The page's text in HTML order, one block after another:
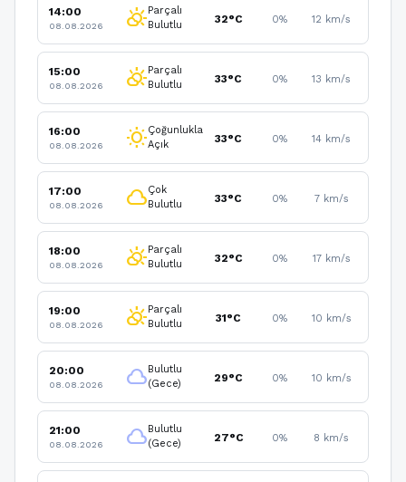
14:00
08.08.2026 partly_cloudy_dayParçalı
Bulutlu
32°C 0% 12 km/s
15:00
08.08.2026 partly_cloudy_dayParçalı
Bulutlu
33°C 0% 13 km/s
16:00
08.08.2026 wb_sunnyÇoğunlukla
Açık
33°C 0% 14 km/s
17:00
08.08.2026 cloudÇok
Bulutlu
33°C 0% 7 km/s
18:00
08.08.2026 partly_cloudy_dayParçalı
Bulutlu
32°C 0% 17 km/s
19:00
08.08.2026 partly_cloudy_dayParçalı
Bulutlu
31°C 0% 10 km/s
20:00
08.08.2026 cloudBulutlu
(Gece)
29°C 0% 10 km/s
21:00
08.08.2026 cloudBulutlu
(Gece)
27°C 0% 8 km/s